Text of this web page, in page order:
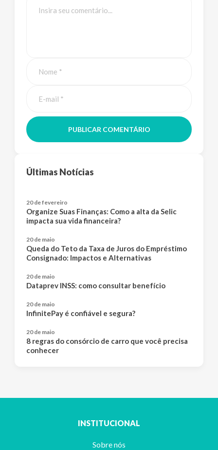
PUBLICAR COMENTÁRIO
Últimas Notícias
20 de fevereiro
Organize Suas Finanças: Como a alta da Selic
impacta sua vida financeira?
20 de maio
Queda do Teto da Taxa de Juros do Empréstimo
Consignado: Impactos e Alternativas
20 de maio
Dataprev INSS: como consultar benefício
20 de maio
InfinitePay é confiável e segura?
20 de maio
8 regras do consórcio de carro que você precisa
conhecer
INSTITUCIONAL
Sobre nós